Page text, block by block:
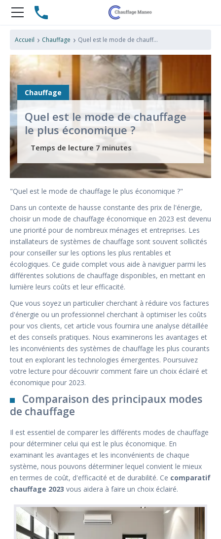
Chauffage
Quel est le mode de chauffage
le plus économique ?
Accueil › Chauffage › Quel est le mode de chauffage le plus économique ?
"Quel est le mode de chauffage le plus économique ?"
Dans un contexte de hausse constante des prix de l'énergie,
choisir un mode de chauffage économique en 2023 est devenu
une priorité pour de nombreux ménages et entreprises. Les
installateurs de systèmes de chauffage sont souvent sollicités
pour conseiller sur les options les plus rentables et
écologiques. Ce guide complet vous aide à naviguer parmi les
différentes solutions de chauffage disponibles, en mettant en
lumière leurs coûts et leur efficacité.
Que vous soyez un particulier cherchant à réduire vos factures
d'énergie ou un professionnel cherchant à optimiser les coûts
pour vos clients, cet article vous fournira une analyse détaillée
et des conseils pratiques. Nous examinerons les avantages et
les inconvénients des systèmes de chauffage les plus courants
tout en explorant les technologies émergentes. Poursuivez
votre lecture pour découvrir comment faire un choix éclairé et
économique pour 2023.
Comparaison des principaux modes
de chauffage
Il est essentiel de comparer les différents modes de chauffage
pour déterminer celui qui est le plus économique. En
examinant les avantages et les inconvénients de chaque
système, nous pouvons déterminer lequel convient le mieux
en termes de coût, d'efficacité et de durabilité. Ce comparatif
chauffage 2023 vous aidera à faire un choix éclairé.